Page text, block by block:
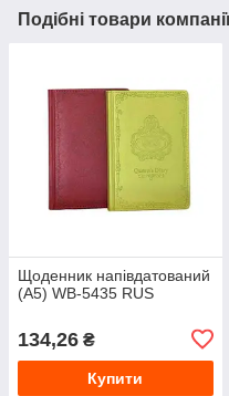
Подібні товари
Щоденник напівдатований
(A5) WB-5435 RUS
134,26 ₴
Купити